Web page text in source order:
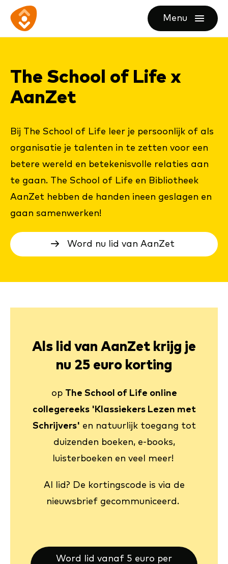
direct
content
direct
footer
Ga
naar
Menu
openen
The School of Life x
Aan­Zet
Bij The School of Life leer je persoonlijk of als
organisatie je talenten in te zetten voor een
betere wereld en betekenisvolle relaties aan
te gaan.​ The School of Life en Bibliotheek
AanZet hebben de handen ineen geslagen en
gaan samenwerken!
Word nu lid van AanZet
Als lid van AanZet krijg je
nu 25 euro korting
op The School of Life online
collegereeks 'Klassiekers Lezen met
Schrijvers' en natuurlijk toegang tot
duizenden boeken, e-books,
luisterboeken en veel meer!
Al lid? De kortingscode is via de
nieuwsbrief gecommuniceerd.
Word lid vanaf 5 euro per